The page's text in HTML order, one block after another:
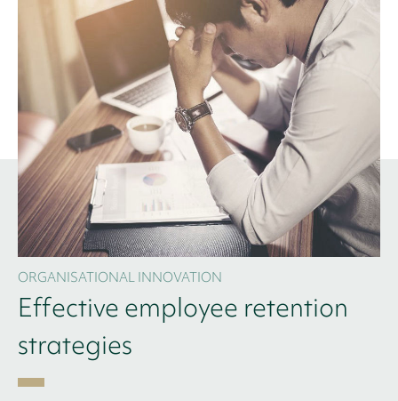
ORGANISATIONAL INNOVATION
Effective employee retention
strategies